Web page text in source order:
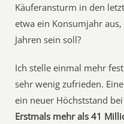
Käuferansturm in den
etwa ein Konsumjahr
Jahren sein soll?
Ich stelle einmal mehr
sehr wenig zufrieden.
ein neuer Höchststand
Erstmals mehr als 41